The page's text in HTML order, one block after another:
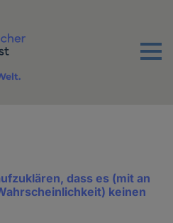
Menu
dass es (mit an
keinen